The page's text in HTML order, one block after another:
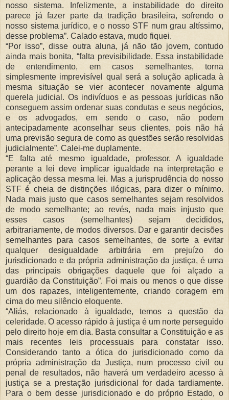
nosso sistema. Infelizmente, a instabilidade do direito
parece já fazer parte da tradição brasileira, sofrendo o
nosso sistema jurídico, e o nosso STF num grau altíssimo,
desse problema”. Calado estava, mudo fiquei.
“Por isso”, disse outra aluna, já não tão jovem, contudo
ainda mais bonita, “falta previsibilidade. Essa instabilidade
de entendimento, em casos semelhantes, torna
simplesmente imprevisível qual será a solução aplicada à
mesma situação se vier acontecer novamente alguma
querela judicial. Os indivíduos e as pessoas jurídicas não
conseguem assim ordenar suas condutas e seus negócios,
e os advogados, em sendo o caso, não podem
antecipadamente aconselhar seus clientes, pois não há
uma previsão segura de como as questões serão resolvidas
judicialmente”. Calei-me duplamente.
“E falta até mesmo igualdade, professor. A igualdade
perante a lei deve implicar igualdade na interpretação e
aplicação dessa mesma lei. Mas a jurisprudência do nosso
STF é cheia de distinções ilógicas, para dizer o mínimo.
Nada mais justo que casos semelhantes sejam resolvidos
de modo semelhante; ao revés, nada mais injusto que
esses casos (semelhantes) sejam decididos,
arbitrariamente, de modos diversos. Dar e garantir decisões
semelhantes para casos semelhantes, de sorte a evitar
qualquer desigualdade arbitrária em prejuízo do
jurisdicionado e da própria administração da justiça, é uma
das principais obrigações daquele que foi alçado a
guardião da Constituição”. Foi mais ou menos o que disse
um dos rapazes, inteligentemente, criando coragem em
cima do meu silêncio eloquente.
“Aliás, relacionado à igualdade, temos a questão da
celeridade. O acesso rápido à justiça é um norte perseguido
pelo direito hoje em dia. Basta consultar a Constituição e as
mais recentes leis processuais para constatar isso.
Considerando tanto a ótica do jurisdicionado como da
própria administração da Justiça, num processo civil ou
penal de resultados, não haverá um verdadeiro acesso à
justiça se a prestação jurisdicional for dada tardiamente.
Para o bem desse jurisdicionado e do próprio Estado, o